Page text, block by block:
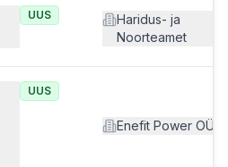
UUS
Haridus- ja
Noorteamet
UUS
Enefit Power OÜ